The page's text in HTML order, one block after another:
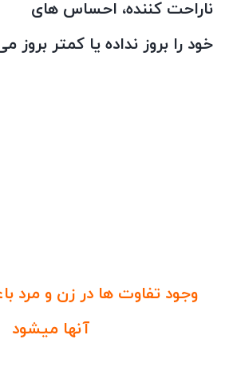
ناراحت کننده، احساس های
خود را بروز نداده یا کمتر بروز
وجود تفاوت ها در زن و مرد
آنها میشود